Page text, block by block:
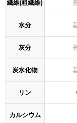
繊維(粗繊維)
水分
灰分
炭水化物
リン
カルシウム